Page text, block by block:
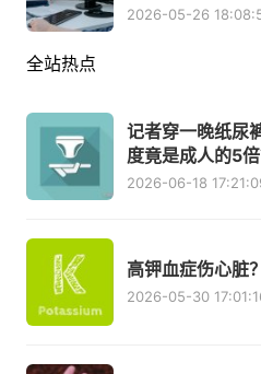
2026-05-26
全站热点
记者穿一晚纸尿
度竟是成人的5倍
2026-06-18
高钾血症伤心脏
2026-05-30